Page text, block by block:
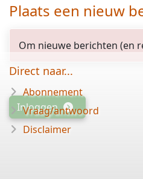
Plaats een nieuw
Om nieuwe berichten (en
Inloggen
Direct naar...
Abonnement
Vraag/antwoord
Disclaimer